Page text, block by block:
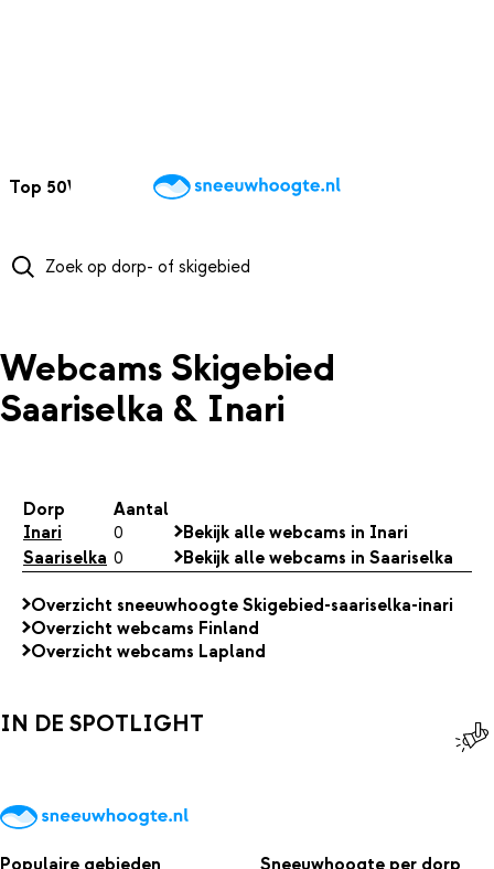
Top 50Webcams WintersportweerKaarten
Webcams Skigebied
Saariselka & Inari
Dorp
Aantal
Inari
0
Bekijk alle webcams in Inari
Saariselka 0 Bekijk alle webcams in Saariselka
Overzicht sneeuwhoogte Skigebied-saariselka-inari
Overzicht webcams Finland
Overzicht webcams Lapland
IN DE SPOTLIGHT